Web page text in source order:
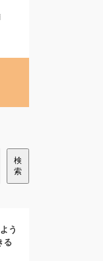
検
索
う
る